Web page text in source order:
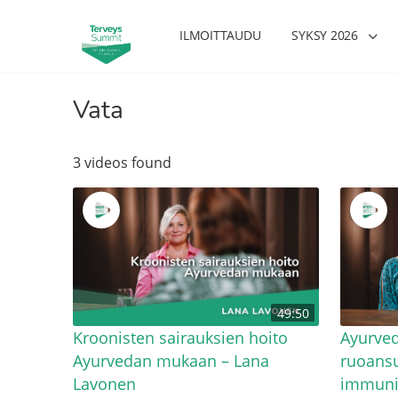
ILMOITTAUDU SYKSY 2026
Vata
3 videos found
49:50
Kroonisten sairauksien hoito
Ayurvedan mukaan – Lana
Lavonen